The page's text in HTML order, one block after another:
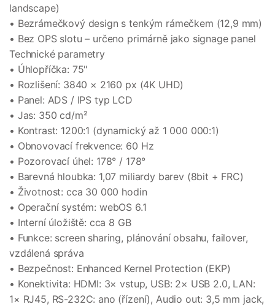
landscape)
• Bezrámečkový design s tenkým rámečkem (12,9 mm)
• Bez OPS slotu – určeno primárně jako signage panel
Technické parametry
• Úhlopříčka: 75"
• Rozlišení: 3840 × 2160 px (4K UHD)
• Panel: ADS / IPS typ LCD
• Jas: 350 cd/m²
• Kontrast: 1200:1 (dynamický až 1 000 000:1)
• Obnovovací frekvence: 60 Hz
• Pozorovací úhel: 178° / 178°
• Barevná hloubka: 1,07 miliardy barev (8bit + FRC)
• Životnost: cca 30 000 hodin
• Operační systém: webOS 6.1
• Interní úložiště: cca 8 GB
• Funkce: screen sharing, plánování obsahu, failover,
vzdálená správa
• Bezpečnost: Enhanced Kernel Protection (EKP)
• Konektivita: HDMI: 3× vstup, USB: 2× USB 2.0, LAN:
1× RJ45, RS-232C: ano (řízení), Audio out: 3,5 mm jack,